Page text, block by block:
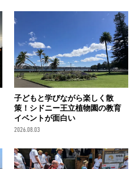
子どもと学びながら楽しく散
策！シドニー王立植物園の教育
イベントが面白い
2026.08.03